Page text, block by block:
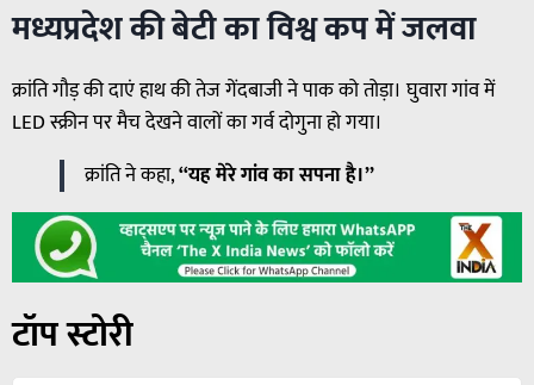
मध्यप्रदेश की बेटी का विश्व कप में जलवा
क्रांति गौड़ की दाएं हाथ की तेज गेंदबाजी ने पाक को तोड़ा। घुवारा गांव में
LED स्क्रीन पर मैच देखने वालों का गर्व दोगुना हो गया।
क्रांति ने कहा,“यह मेरे गांव का सपना है।”
टॉप स्टोरी